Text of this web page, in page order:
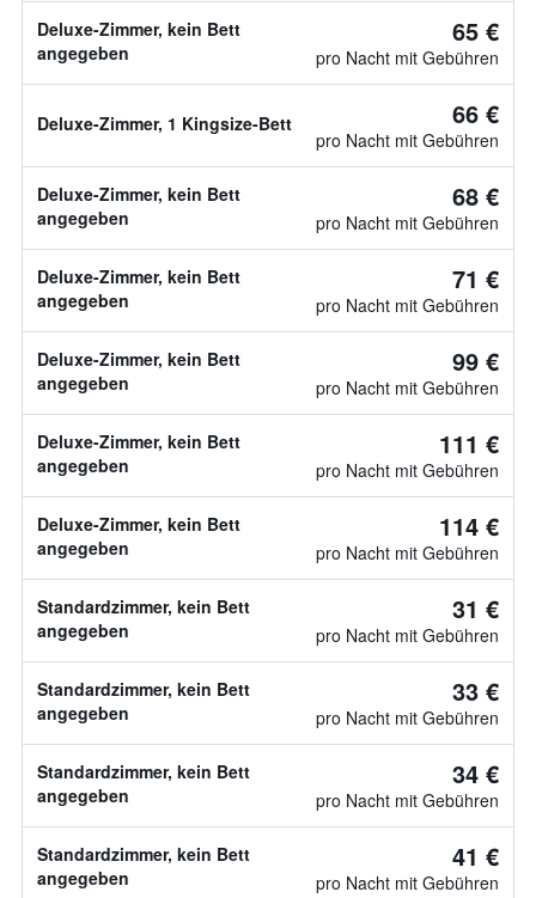
Deluxe-Zimmer, kein Bett
angegeben
65 €
pro Nacht mit Gebühren
Deluxe-Zimmer, 1 Kingsize-Bett 66 €
pro Nacht mit Gebühren
Deluxe-Zimmer, kein Bett
angegeben
68 €
pro Nacht mit Gebühren
Deluxe-Zimmer, kein Bett
angegeben
71 €
pro Nacht mit Gebühren
Deluxe-Zimmer, kein Bett
angegeben
99 €
pro Nacht mit Gebühren
Deluxe-Zimmer, kein Bett
angegeben
111 €
pro Nacht mit Gebühren
Deluxe-Zimmer, kein Bett
angegeben
114 €
pro Nacht mit Gebühren
Standardzimmer, kein Bett
angegeben
31 €
pro Nacht mit Gebühren
Standardzimmer, kein Bett
angegeben
33 €
pro Nacht mit Gebühren
Standardzimmer, kein Bett
angegeben
34 €
pro Nacht mit Gebühren
Standardzimmer, kein Bett
angegeben
41 €
pro Nacht mit Gebühren